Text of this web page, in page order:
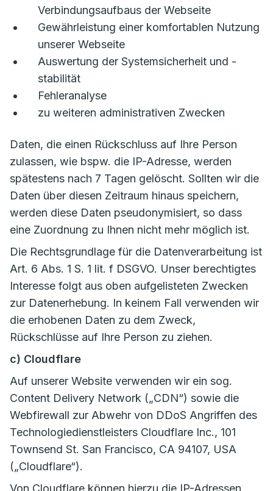
Verbindungsaufbaus der Webseite
Gewährleistung einer komfortablen Nutzung
unserer Webseite
Auswertung der Systemsicherheit und -
stabilität
Fehleranalyse
zu weiteren administrativen Zwecken
Daten, die einen Rückschluss auf Ihre Person
zulassen, wie bspw. die IP-Adresse, werden
spätestens nach 7 Tagen gelöscht. Sollten wir die
Daten über diesen Zeitraum hinaus speichern,
werden diese Daten pseudonymisiert, so dass
eine Zuordnung zu Ihnen nicht mehr möglich ist.
Die Rechtsgrundlage für die Datenverarbeitung ist
Art. 6 Abs. 1 S. 1 lit. f DSGVO. Unser berechtigtes
Interesse folgt aus oben aufgelisteten Zwecken
zur Datenerhebung. In keinem Fall verwenden wir
die erhobenen Daten zu dem Zweck,
Rückschlüsse auf Ihre Person zu ziehen.
c) Cloudflare
Auf unserer Website verwenden wir ein sog.
Content Delivery Network („CDN“) sowie die
Webfirewall zur Abwehr von DDoS Angriffen des
Technologiedienstleisters Cloudflare Inc., 101
Townsend St. San Francisco, CA 94107, USA
(„Cloudflare“).
Von Cloudflare können hierzu die IP-Adressen,